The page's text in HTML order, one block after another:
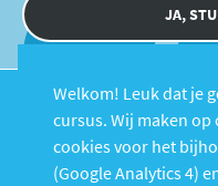
JA,
Welkom! Leuk dat je
cursus. Wij maken
cookies voor het
(Google Analytics 4)